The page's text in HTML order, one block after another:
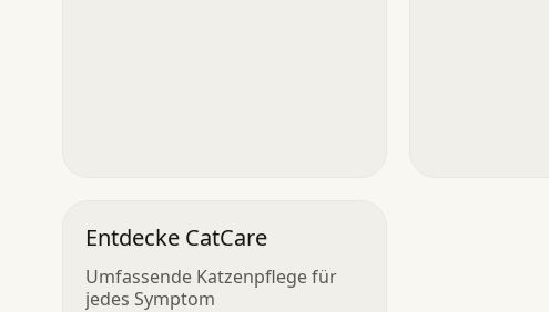
Entdecke CatCare
Umfassende Katzenpflege für
jedes Symptom